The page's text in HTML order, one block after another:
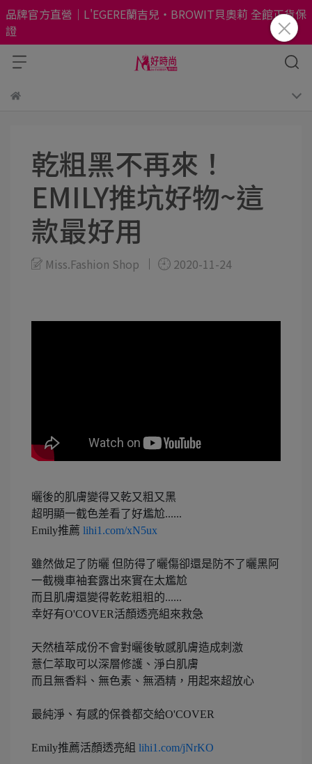
品牌官方直營｜L'EGERE蘭吉兒・BROWIT貝奧莉 全館正貨保
證
乾粗黑不再來！
EMILY推坑好物~這
款最好用
Miss.Fashion Shop 2020-11-24
曬後的肌膚變得又乾又粗又黑
超明顯一截色差看了好尷尬......
Emily推薦 lihi1.com/xN5ux
雖然做足了防曬 但防得了曬傷卻還是防不了曬黑阿
一截機車袖套露出來實在太尷尬
而且肌膚還變得乾乾粗粗的......
幸好有O'COVER活顏透亮組來救急
天然植萃成份不會對曬後敏感肌膚造成刺激
薏仁萃取可以深層修護、淨白肌膚
而且無香料、無色素、無酒精，用起來超放心
最純淨、有感的保養都交給O'COVER
Emily推薦活顏透亮組 lihi1.com/jNrKO